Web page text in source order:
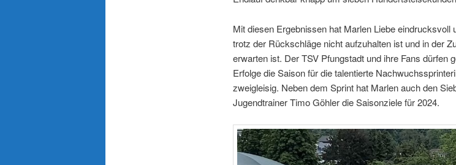
Mit diesen Ergebnissen hat Marlen Liebe eindrucksvoll
trotz der Rückschläge nicht aufzuhalten ist und in der
erwarten ist. Der TSV Pfungstadt und ihre Fans dürfen
Erfolge die Saison für die talentierte
zweigleisig. Neben dem Sprint hat Marlen auch den
Jugendtrainer Timo Göhler die Saisonziele für 2024.